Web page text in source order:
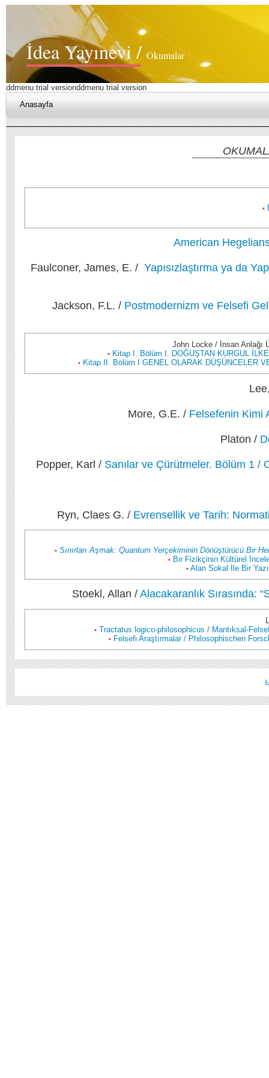
İdea Yayınevi / Okumalar
ddmenu trial versionddmenu trial version
Anasayfa
•
American
Faulconer, James, E. / Yapısızlaştırma ya da
Jackson, F.L. / Postmodernizm ve Felsefi
John Locke / İnsan Anlağı
• Kitap I. Bölüm I. DOĞUŞTAN KURGUL
• Kitap II. Bölüm I GENEL OLARAK DÜŞÜNCELER
More, G.E. / Felsefenin Kimi
Platon /
Popper, Karl / Sanılar ve Çürütmeler. Bölüm 1 /
Ryn, Claes G. / Evrensellik ve Tarih:
• Sınırları Aşmak: Quantum Yerçekiminin Dönüştürücü Bir
• Bir Fizikçinin Kültürel
• Alan Sokal İle Bir
Stoekl, Allan / Alacakaranlık Sırasında:
• Tractatus logico-philosophicus / Mantıksal-
• Felsefi Araştırmalar / Philosophischen